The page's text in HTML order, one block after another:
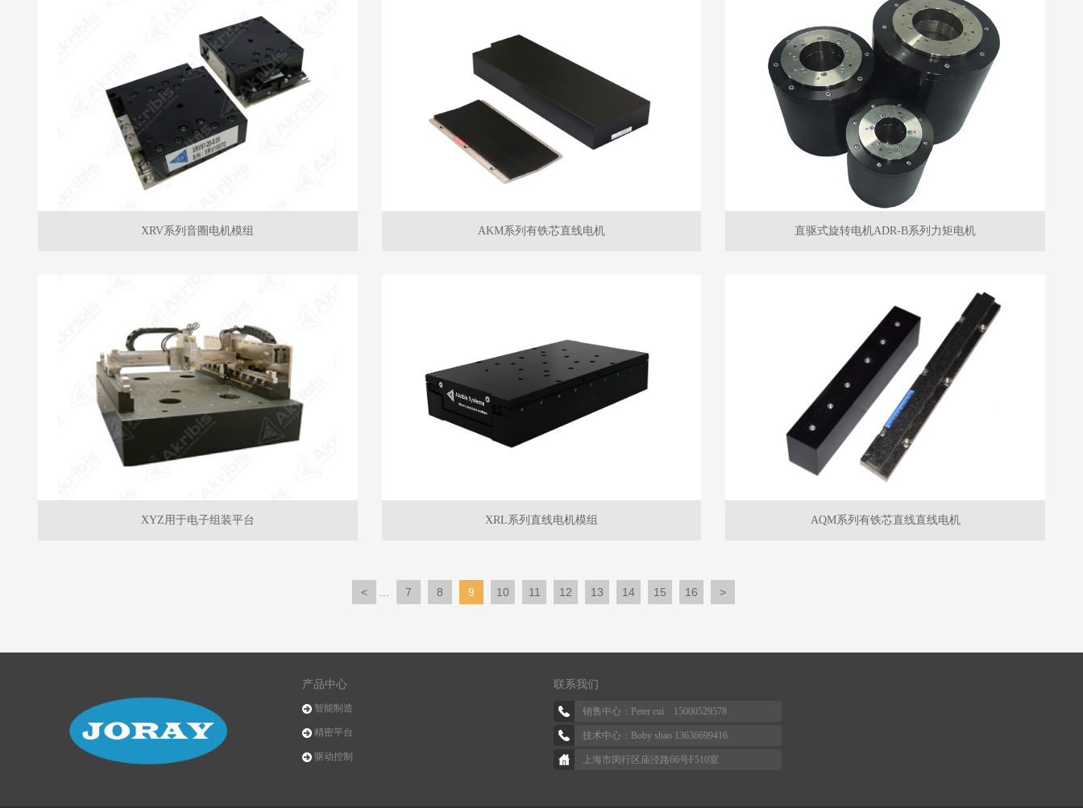
XRV系列音圈电机模组 AKM系列有铁芯直线电机 直驱式旋转电机ADR-B系列力矩电机
XYZ用于电子组装平台 XRL系列直线电机模组 AQM系列有铁芯直线直线电机
< ... 7 8 9 10 11 12 13 14 15 16 >
产品中心
智能制造
精密平台
驱动控制
联系我们
销售中心：Peter cui 15000529578
技术中心：Boby shao 13636699416
上海市闵行区庙泾路66号F510室